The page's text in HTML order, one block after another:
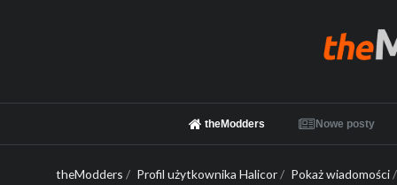
theModders Nowe posty
theModders / Profil użytkownika Halicor/ Pokaż wiadomości/